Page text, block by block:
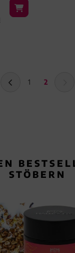
1 2
STÖBERN